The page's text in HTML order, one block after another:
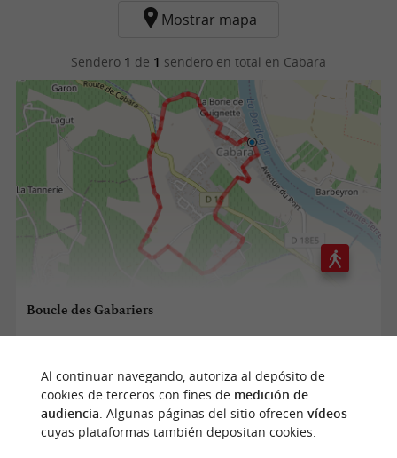
Mostrar mapa
Sendero 1 de 1 sendero en total en Cabara
Boucle des Gabariers
Cabara
4,4 km
Al continuar navegando, autoriza al depósito de
cookies de terceros con fines de medición de
audiencia . Algunas páginas del sitio ofrecen vídeos
cuyas plataformas también depositan cookies.